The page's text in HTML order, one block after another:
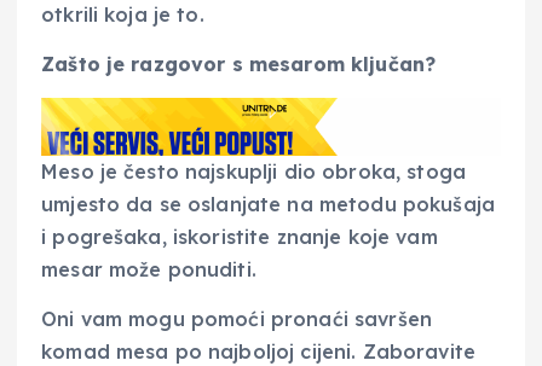
otkrili koja je to.
Zašto je razgovor s mesarom ključan?
Meso je često najskuplji dio obroka, stoga
umjesto da se oslanjate na metodu pokušaja
i pogrešaka, iskoristite znanje koje vam
mesar može ponuditi.
Oni vam mogu pomoći pronaći savršen
komad mesa po najboljoj cijeni. Zaboravite